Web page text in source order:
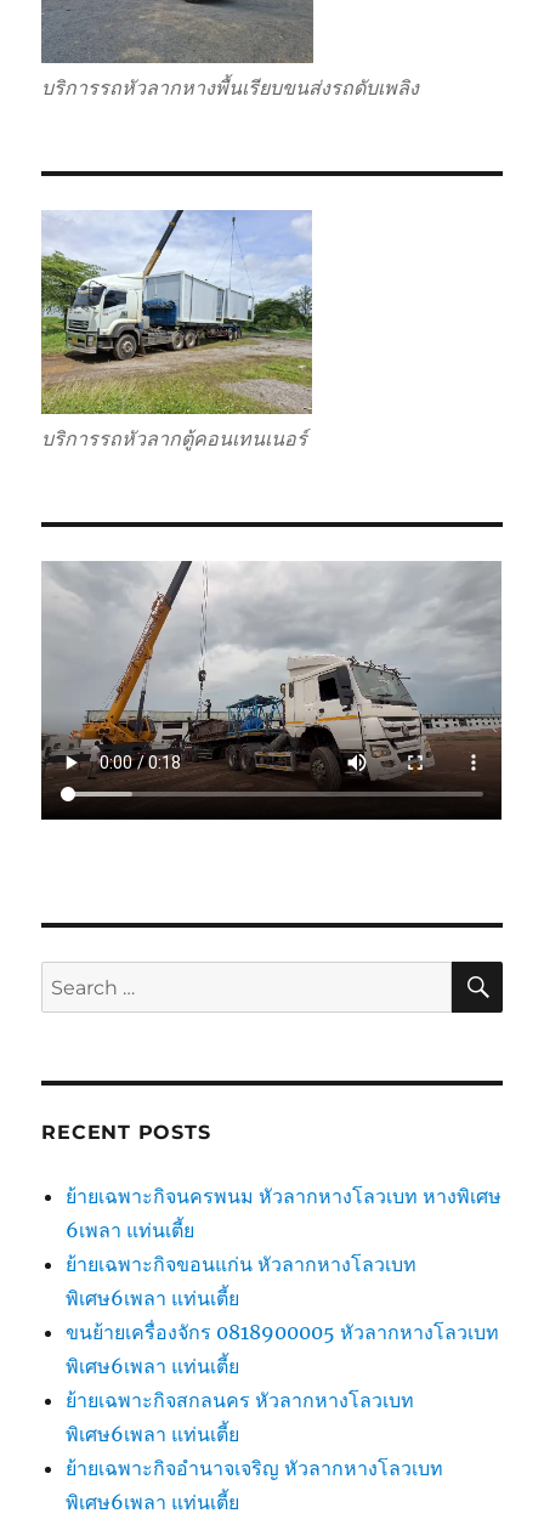
บริการรถหัวลากหางพื้นเรียบขนส่งรถดับเพลิง
บริการรถหัวลากตู้คอนเทนเนอร์
Search
for:
RECENT POSTS
ย้ายเฉพาะกิจนครพนม หัวลากหางโลวเบท หางพิเศษ
6เพลา แท่นเตี้ย
ย้ายเฉพาะกิจขอนแก่น หัวลากหางโลวเบท
พิเศษ6เพลา แท่นเตี้ย
ขนย้ายเครื่องจักร 0818900005 หัวลากหางโลวเบท
พิเศษ6เพลา แท่นเตี้ย
ย้ายเฉพาะกิจสกลนคร หัวลากหางโลวเบท
พิเศษ6เพลา แท่นเตี้ย
ย้ายเฉพาะกิจอำนาจเจริญ หัวลากหางโลวเบท
พิเศษ6เพลา แท่นเตี้ย